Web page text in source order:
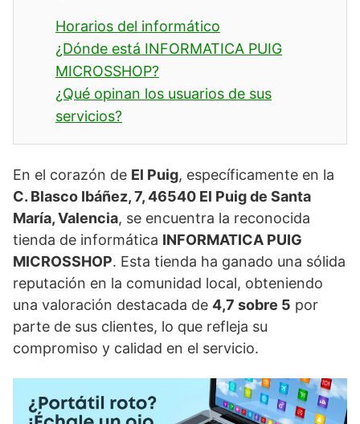
Horarios del informático
¿Dónde está INFORMATICA PUIG
MICROSSHOP?
¿Qué opinan los usuarios de sus
servicios?
En el corazón de El Puig, específicamente en la
C. Blasco Ibáñez, 7, 46540 El Puig de Santa
María, Valencia, se encuentra la reconocida
tienda de informática INFORMATICA PUIG
MICROSSHOP. Esta tienda ha ganado una sólida
reputación en la comunidad local, obteniendo
una valoración destacada de 4,7 sobre 5 por
parte de sus clientes, lo que refleja su
compromiso y calidad en el servicio.